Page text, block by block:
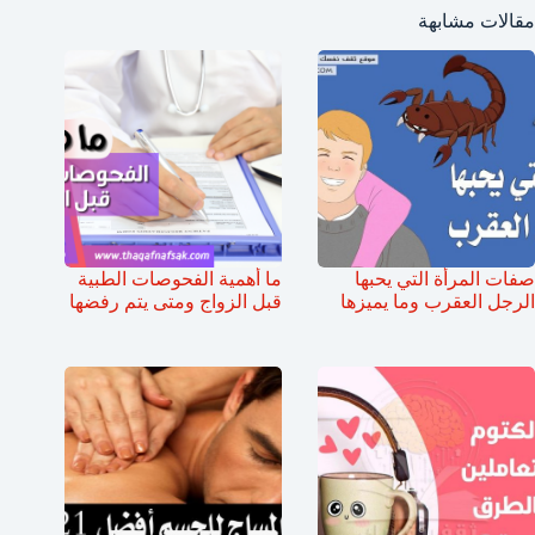
مقالات مشابهة
صفات المرأة التي يحبها
الرجل العقرب وما يميزها
ما أهمية الفحوصات الطبية
قبل الزواج ومتى يتم رفضها